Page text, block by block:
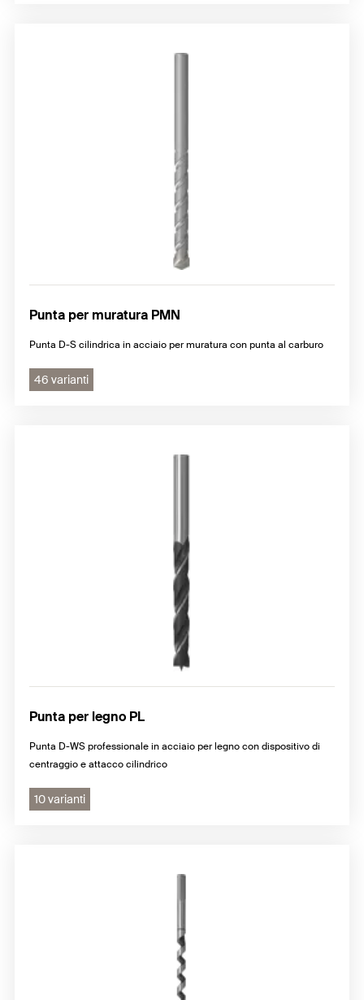
Punta per muratura PMN
Punta D-S cilindrica in acciaio per muratura con punta al carburo
46 varianti
Punta per legno PL
Punta D-WS professionale in acciaio per legno con dispositivo di
centraggio e attacco cilindrico
10 varianti